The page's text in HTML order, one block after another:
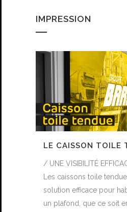
IMPRESSION
LE CAISSON TOILE
/ UNE VISIBILITÉ
Les caissons toile
solution efficace pour
un plafond, que ce soit